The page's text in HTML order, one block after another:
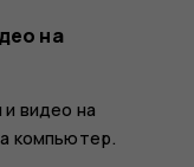
на
видео на
компьютер.